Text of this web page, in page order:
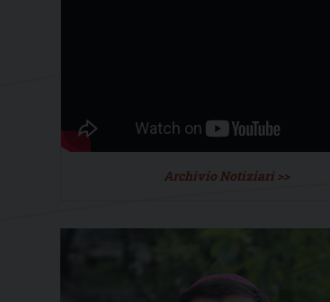
Archivio Notiziari >>